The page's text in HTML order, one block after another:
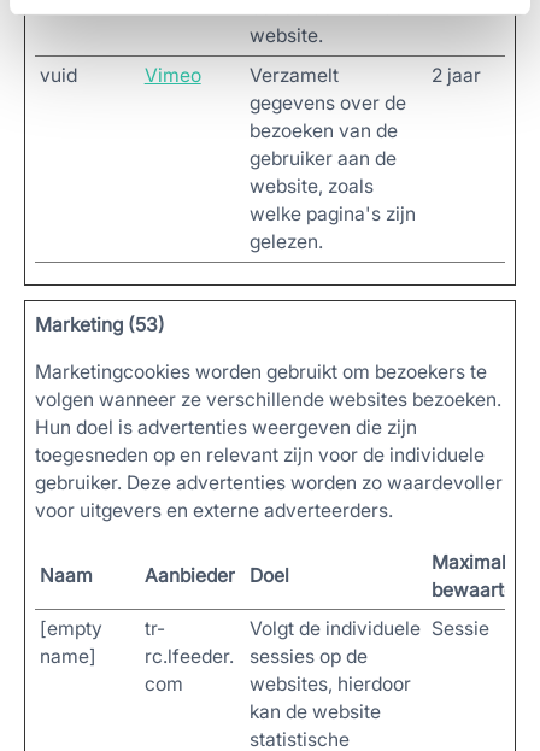
website.
vuid Vimeo
Verzamelt
gegevens over de
bezoeken van de
gebruiker aan de
website, zoals
welke pagina's zijn
gelezen.
2 jaar
Marketing (53)
Marketingcookies worden gebruikt om bezoekers te
volgen wanneer ze verschillende websites bezoeken.
Hun doel is advertenties weergeven die zijn
toegesneden op en relevant zijn voor de individuele
gebruiker. Deze advertenties worden zo waardevoller
voor uitgevers en externe adverteerders.
Naam Aanbieder Doel
Maximale
[empty
name]
tr-
rc.lfeeder.
com
Volgt de individuele
sessies op de
websites, hierdoor
kan de website
statistische
Sessie